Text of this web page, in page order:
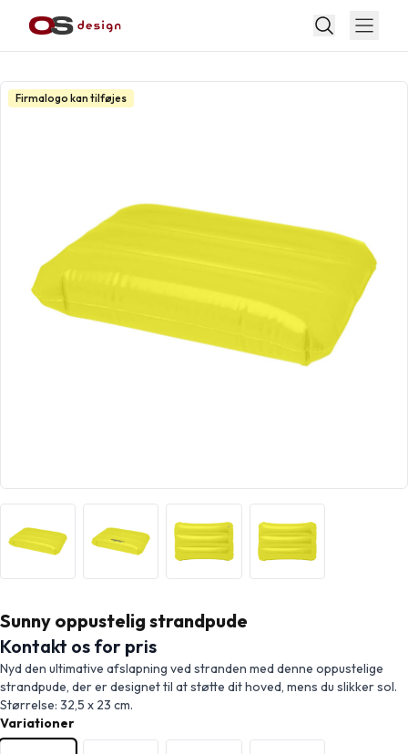
Firmalogo kan tilføjes
Sunny oppustelig strandpude
Kontakt os for pris
Nyd den ultimative afslapning ved stranden med denne oppustelige
strandpude, der er designet til at støtte dit hoved, mens du slikker sol.
Størrelse: 32,5 x 23 cm.
Variationer